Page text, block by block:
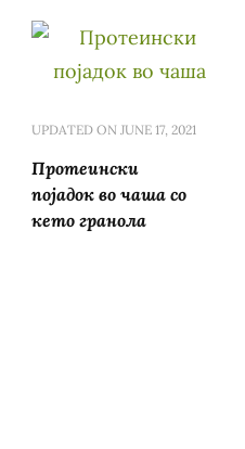
UPDATED ON JUNE 17, 2021
Протеински
појадок во чаша со
кето гранола